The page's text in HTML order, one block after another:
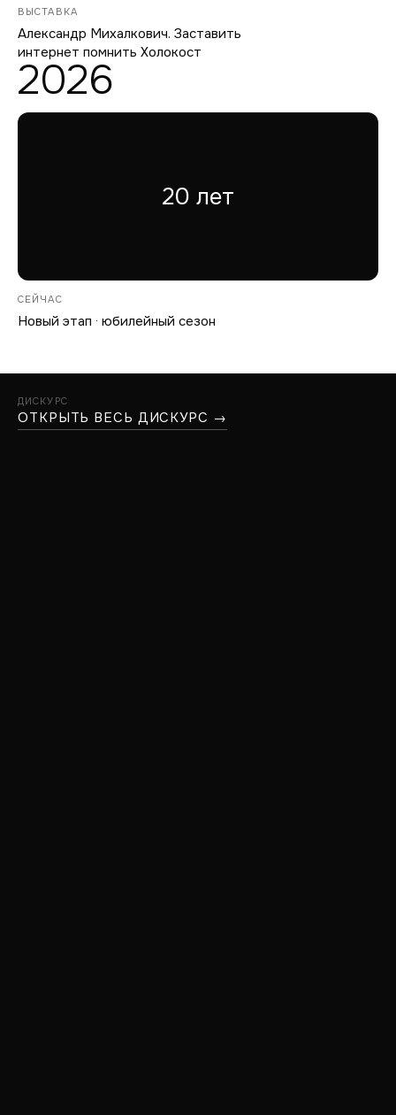
ВЫСТАВКА
Александр Михалкович. Заставить
интернет помнить Холокост
2026
20 лет
СЕЙЧАС
Новый этап · юбилейный сезон
ДИСКУРС
ОТКРЫТЬ ВЕСЬ ДИСКУРС →